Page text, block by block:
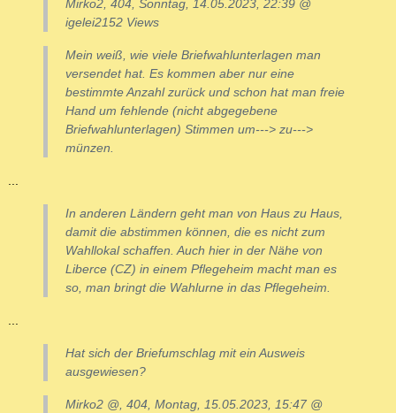
Mirko2, 404, Sonntag, 14.05.2023, 22:39 @
igelei2152 Views
Mein weiß, wie viele Briefwahlunterlagen man
versendet hat. Es kommen aber nur eine
bestimmte Anzahl zurück und schon hat man freie
Hand um fehlende (nicht abgegebene
Briefwahlunterlagen) Stimmen um---> zu--->
münzen.
...
In anderen Ländern geht man von Haus zu Haus,
damit die abstimmen können, die es nicht zum
Wahllokal schaffen. Auch hier in der Nähe von
Liberce (CZ) in einem Pflegeheim macht man es
so, man bringt die Wahlurne in das Pflegeheim.
...
Hat sich der Briefumschlag mit ein Ausweis
ausgewiesen?
Mirko2 @, 404, Montag, 15.05.2023, 15:47 @